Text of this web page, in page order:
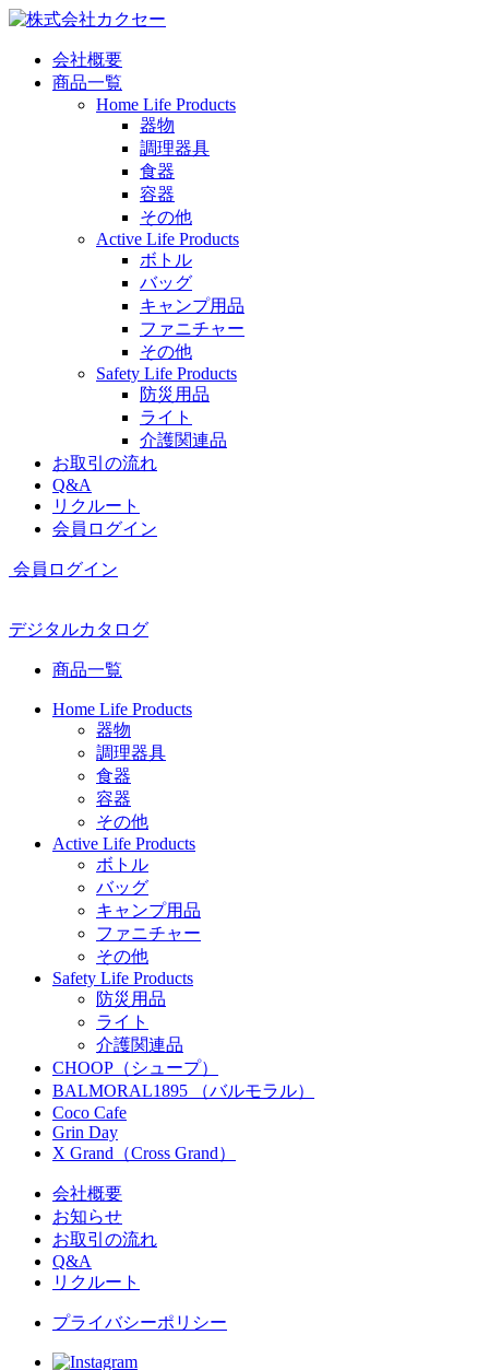
会社概要
商品一覧
Home Life Products
器物
調理器具
食器
容器
その他
Active Life Products
ボトル
バッグ
キャンプ用品
ファニチャー
その他
Safety Life Products
防災用品
ライト
介護関連品
お取引の流れ
Q&A
リクルート
会員ログイン
会員ログイン
デジタルカタログ
商品一覧
Home Life Products
器物
調理器具
食器
容器
その他
Active Life Products
ボトル
バッグ
キャンプ用品
ファニチャー
その他
Safety Life Products
防災用品
ライト
介護関連品
CHOOP（シュープ）
BALMORAL1895 （バルモラル）
Coco Cafe
Grin Day
X Grand（Cross Grand）
会社概要
お知らせ
お取引の流れ
Q&A
リクルート
プライバシーポリシー